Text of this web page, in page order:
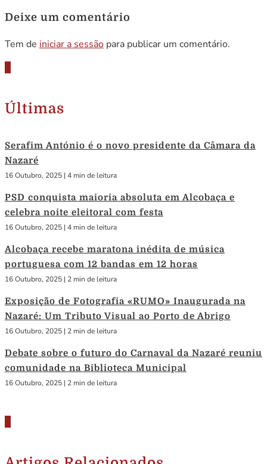
Deixe um comentário
Tem de iniciar a sessão para publicar um comentário.
Últimas
Serafim António é o novo presidente da Câmara da
Nazaré
16 Outubro, 2025 | 4 min de leitura
PSD conquista maioria absoluta em Alcobaça e
celebra noite eleitoral com festa
16 Outubro, 2025 | 4 min de leitura
Alcobaça recebe maratona inédita de música
portuguesa com 12 bandas em 12 horas
16 Outubro, 2025 | 2 min de leitura
Exposição de Fotografia «RUMO» Inaugurada na
Nazaré: Um Tributo Visual ao Porto de Abrigo
16 Outubro, 2025 | 2 min de leitura
Debate sobre o futuro do Carnaval da Nazaré reuniu
comunidade na Biblioteca Municipal
16 Outubro, 2025 | 2 min de leitura